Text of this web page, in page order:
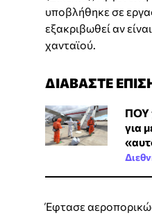
υποβλήθηκε σε
εξακριβωθεί αν
χανταϊού.
ΔΙΑΒΑΣΤΕ
ΠΟΥ
για
Έφτασε